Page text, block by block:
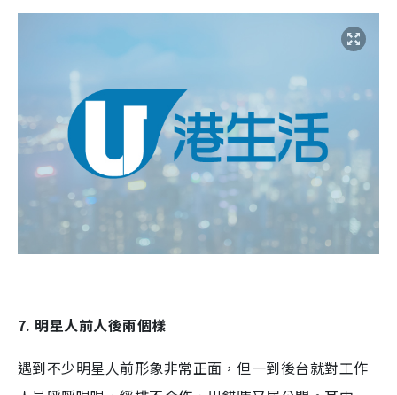
7. 明星人前人後兩個樣
遇到不少明星人前形象非常正面，但一到後台就對工作